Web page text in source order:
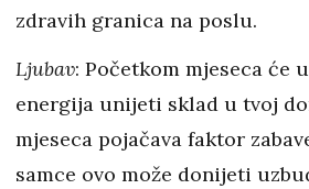
zdravih granica na poslu.
Ljubav: Početkom mjeseca će
energija unijeti sklad u tvoj
mjeseca pojačava faktor
samce ovo može donijeti